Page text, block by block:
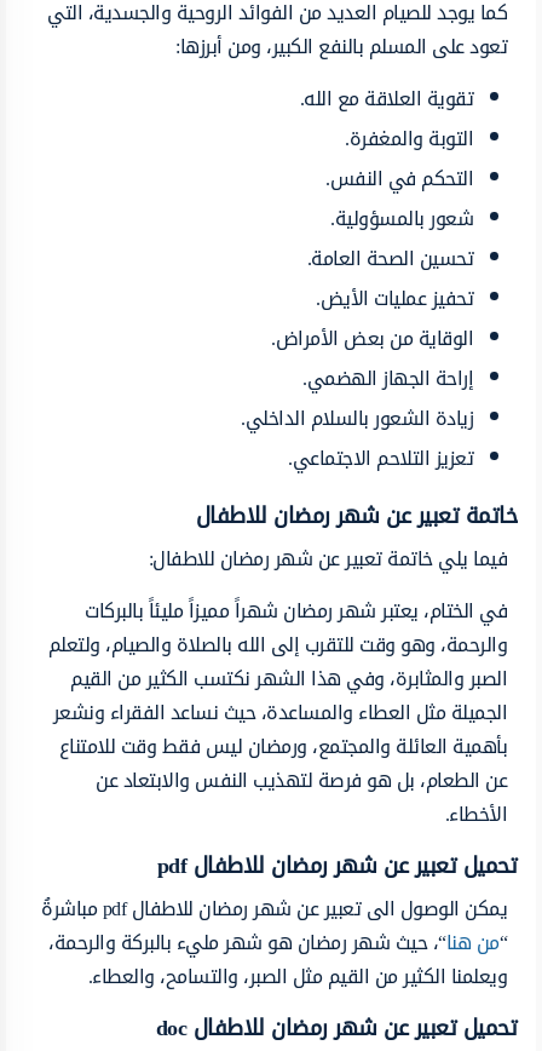
كما يوجد للصيام العديد من الفوائد الروحية والجسدية، التي
تعود على المسلم بالنفع الكبير، ومن أبرزها:
تقوية العلاقة مع الله.
التوبة والمغفرة.
التحكم في النفس.
شعور بالمسؤولية.
تحسين الصحة العامة.
تحفيز عمليات الأيض.
الوقاية من بعض الأمراض.
إراحة الجهاز الهضمي.
زيادة الشعور بالسلام الداخلي.
تعزيز التلاحم الاجتماعي.
خاتمة تعبير عن شهر رمضان للاطفال
فيما يلي خاتمة تعبير عن شهر رمضان للاطفال:
في الختام، يعتبر شهر رمضان شهراً مميزاً مليئاً بالبركات
والرحمة، وهو وقت للتقرب إلى الله بالصلاة والصيام، ولتعلم
الصبر والمثابرة، وفي هذا الشهر نكتسب الكثير من القيم
الجميلة مثل العطاء والمساعدة، حيث نساعد الفقراء ونشعر
بأهمية العائلة والمجتمع، ورمضان ليس فقط وقت للامتناع
عن الطعام، بل هو فرصة لتهذيب النفس والابتعاد عن
الأخطاء.
تحميل تعبير عن شهر رمضان للاطفال pdf
يمكن الوصول الى تعبير عن شهر رمضان للاطفال pdf مباشرةُ
“من هنا“، حيث شهر رمضان هو شهر مليء بالبركة والرحمة،
ويعلمنا الكثير من القيم مثل الصبر، والتسامح، والعطاء.
تحميل تعبير عن شهر رمضان للاطفالdoc